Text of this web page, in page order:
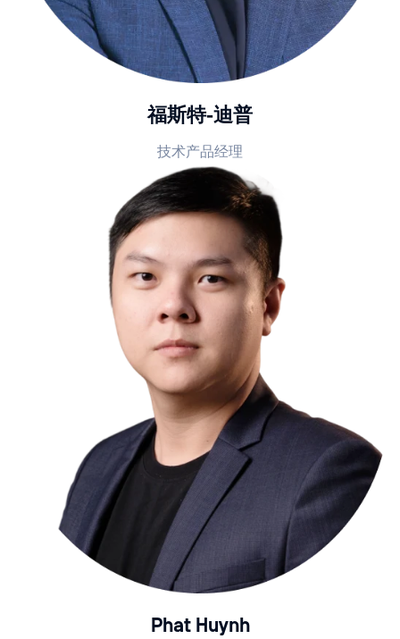
福斯特-迪普
技术产品经理
Phat Huynh